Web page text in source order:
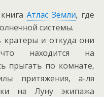
Атлас Земли, где
системы.
кратеры и откуда они
находится на
прыгать по комнате,
притяжения, а-ля
на Луну экипажа